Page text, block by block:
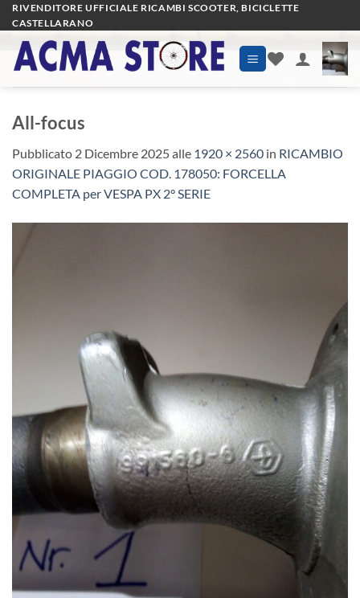
Salta
ai
contenuti
RIVENDITORE UFFICIALE RICAMBI SCOOTER, BICICLETTE
CASTELLARANO
All-focus
Pubblicato 2 Dicembre 2025alle 1920 × 2560 in RICAMBIO
ORIGINALE PIAGGIO COD. 178050: FORCELLA
COMPLETA per VESPA PX 2° SERIE